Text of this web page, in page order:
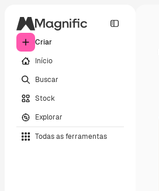
Criar
Início
Buscar
Stock
Explorar
Todas as ferramentas